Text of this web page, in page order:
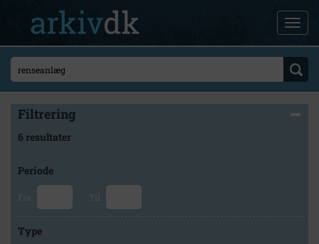
Filtrering
6 resultater
Periode
Fra Til
Type